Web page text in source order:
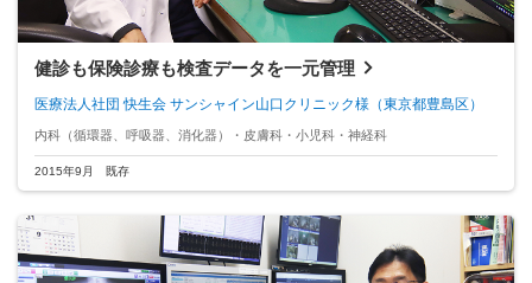
健診も保険診療も検査データを一元管理
医療法人社団 快生会 サンシャイン山口クリニック様 （東京都豊島区）
内科（循環器、呼吸器、消化器）・皮膚科・小児科・神経科
2015年9月 既存